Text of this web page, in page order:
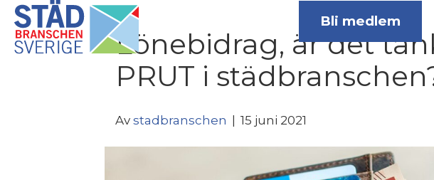
Bli medlem
Lönebidrag, är det
PRUT i
Av stadbranschen 15 juni 2021